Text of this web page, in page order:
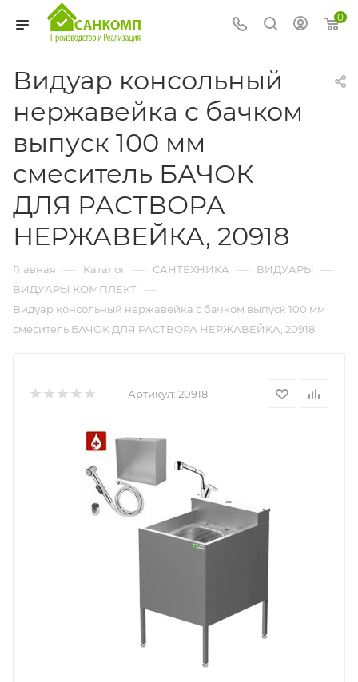
0
Видуар консольный
нержавейка c бачком
выпуск 100 мм
смеситель БАЧОК
ДЛЯ РАСТВОРА
НЕРЖАВЕЙКА, 20918
Главная — Каталог — САНТЕХНИКА — ВИДУАРЫ —
ВИДУАРЫ КОМПЛЕКТ —
Видуар консольный нержавейка c бачком выпуск 100 мм
смеситель БАЧОК ДЛЯ РАСТВОРА НЕРЖАВЕЙКА, 20918
Артикул: 20918